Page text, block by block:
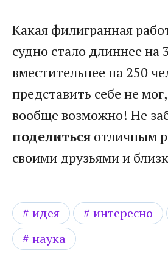
Какая филигранная
судно стало длиннее на
вместительнее на 250
представить себе не
вообще возможно! Не
поделиться отличным
своими друзьями и
идея интересно
наука